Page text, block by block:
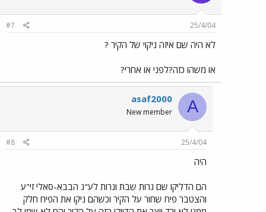
25/4/04
#7
לא היה שם איזה ניקוי של הקיר ?
או משהו כזה?לפני או אחרי?
A
asaf2000
New member
25/4/04
#8
היה
הם הדליקו שם נרות שבת ונרות לע"נ הבבא-סאלי זי"ע
והצטבר פיח שחור על הקיר וכשהם ניקו את הפיח חלק